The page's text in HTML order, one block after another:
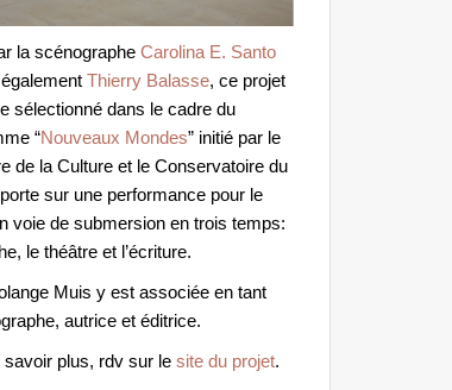
la scénographe Carolina E. Santo
Thierry Balasse, ce projet
sélectionné dans le cadre du
“Nouveaux Mondes” initié par le
de la Culture et le Conservatoire du
sur une performance pour le
voie de submersion en trois temps:
le théâtre et l’écriture.
Muis y est associée en tant
autrice et éditrice.
savoir plus, rdv sur le site du projet.